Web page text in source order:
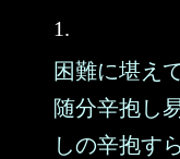
1.
困難に堪え
随分辛抱し
しの辛抱す